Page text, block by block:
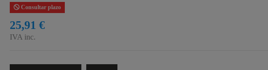
Consultar plazo
25,91 €
IVA inc.